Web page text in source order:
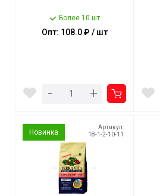
Более 10 шт
Опт: 108.0 ₽ / шт
- +
Новинка
Артикул:
18-1-2-10-11